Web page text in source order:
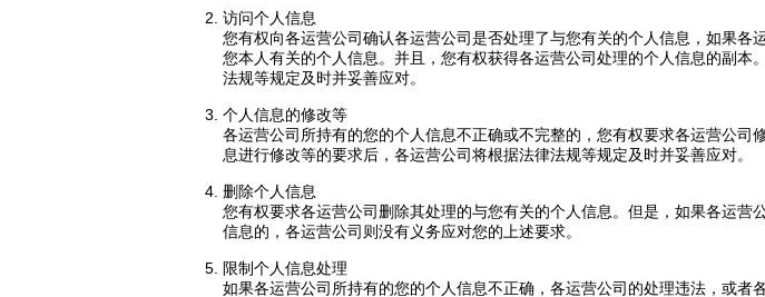
访问个人信息
您有权向各运营公司确认各运营公司是否处理了与您有关的个人信息，如果
您本人有关的个人信息。并且，您有权获得各运营公司处理的个人信息的副
法规等规定及时并妥善应对。
个人信息的修改等
各运营公司所持有的您的个人信息不正确或不完整的，您有权要求各运营公
息进行修改等的要求后，各运营公司将根据法律法规等规定及时并妥善应对。
删除个人信息
您有权要求各运营公司删除其处理的与您有关的个人信息。但是，如果各运
信息的，各运营公司则没有义务应对您的上述要求。
限制个人信息处理
如果各运营公司所持有的您的个人信息不正确，各运营公司的处理违法，或